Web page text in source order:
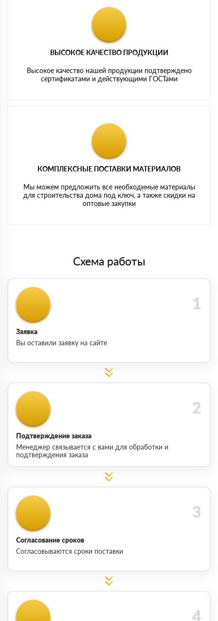
ВЫСОКОЕ КАЧЕСТВО ПРОДУКЦИИ
Высокое качество нашей продукции подтверждено
сертификатами и действующими ГОСТами
КОМПЛЕКСНЫЕ ПОСТАВКИ МАТЕРИАЛОВ
Мы можем предложить все необходимые материалы
для строительства дома под ключ, а также скидки на
оптовые закупки
Схема работы
Заявка
Вы оставили заявку на сайте
Подтверждение заказа
Менеджер связывается с вами для обработки и
подтверждения заказа
Согласование сроков
Согласовываются сроки поставки